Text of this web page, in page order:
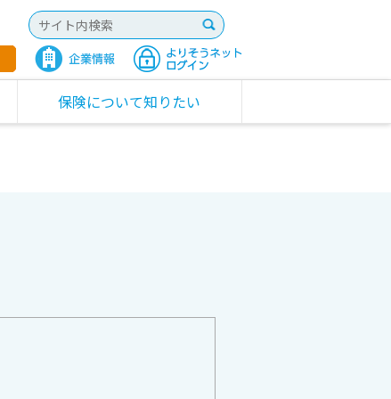
保険について知りたい